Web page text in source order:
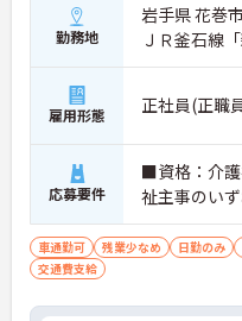
勤務地
岩手県 花巻
ＪＲ釜石線
雇用形態 正社員(正職
応募要件
■資格：介
祉主事のい
車通勤可 残業少なめ 日勤のみ
交通費支給